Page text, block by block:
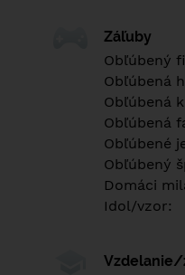
Záľuby
Obľúbený
Obľúbená
Obľúbená
Obľúbená
Obľúbené
Obľúbený
Domáci
Idol/vzor:
Vzdelanie/